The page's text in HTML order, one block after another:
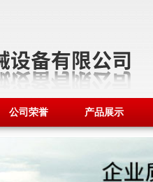
公司荣誉 产品展示